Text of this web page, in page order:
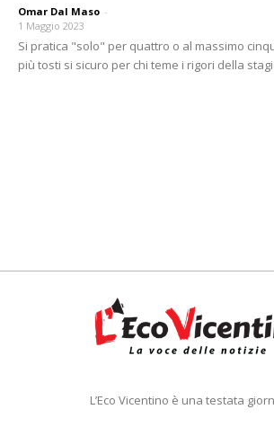
Omar Dal Maso -
1 Maggio 2023
Si pratica "solo" per quattro o al massimo
più tosti si sicuro per chi teme i rigori della
L’Eco Vicentino è una testata